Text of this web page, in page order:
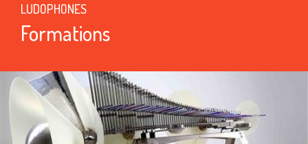
LUDOPHONES
Formations